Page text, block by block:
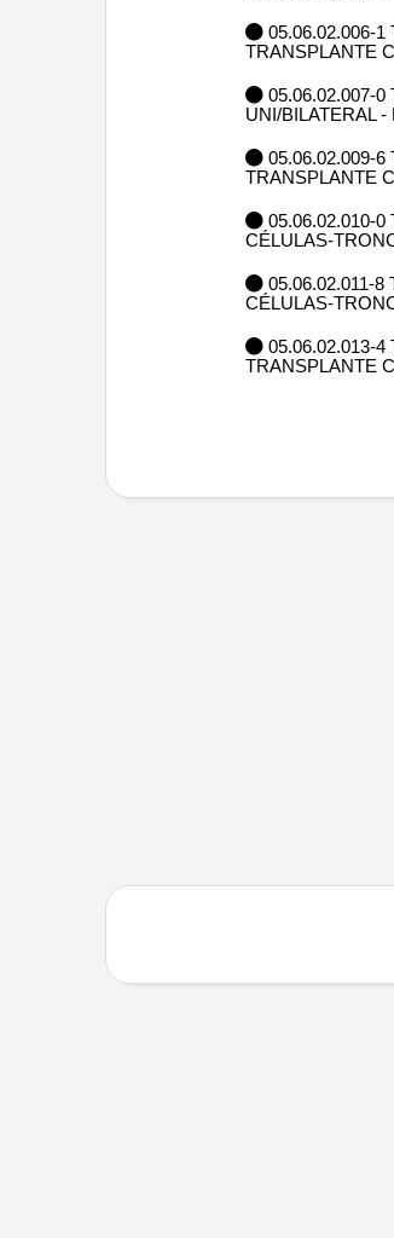
05.06.02.006-
TRANSPLANTE
05.06.02.007-
UNI/BILATERAL
05.06.02.009-
TRANSPLANTE
05.06.02.010-
CÉLULAS-
05.06.02.011-
CÉLULAS-
05.06.02.013-
TRANSPLANTE